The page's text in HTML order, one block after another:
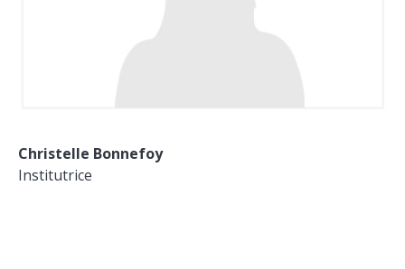
Christelle Bonnefoy
Institutrice